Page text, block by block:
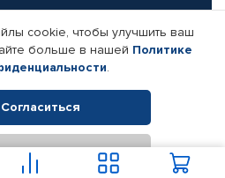
Реквизиты компании
2026. Все права защищены.
товаров Автопрофи.
cookie, чтобы улучшить ваш
больше в нашей Политике
.
Согласиться
Отклонить
В корзину